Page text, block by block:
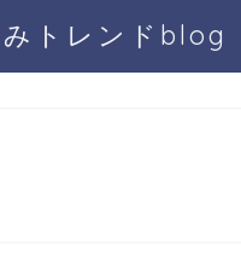
トレンドblog